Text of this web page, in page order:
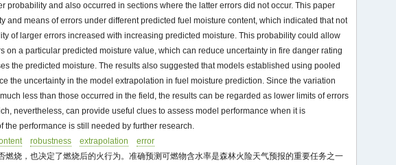
probability and also occurred in sections where the latter errors did not occur. This paper
and means of errors under different predicted fuel moisture content, which indicated that not
of larger errors increased with increasing predicted moisture. This probability could allow
on a particular predicted moisture value, which can reduce uncertainty in fire danger rating
the predicted moisture. The results also suggested that models established using pooled
the uncertainty in the model extrapolation in fuel moisture prediction. Since the variation
less than those occurred in the field, the results can be regarded as lower limits of errors
nevertheless, can provide useful clues to assess model performance when it is
the performance is still needed by further research.
robustness extrapolation
error
燃烧，也决定了燃烧后的火行为。准确预测可燃物含水率是森林火险天气预报的重要任务之一